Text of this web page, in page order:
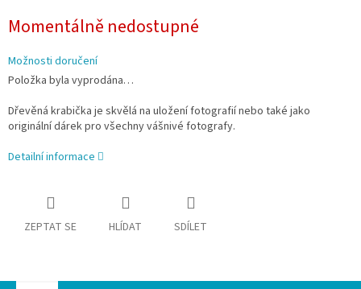
cena:
Momentálně nedostupné
Možnosti doručení
Položka byla vyprodána…
Dřevěná krabička je skvělá na uložení fotografií nebo také jako
originální dárek pro všechny vášnivé fotografy.
Detailní informace
ZEPTAT SE HLÍDAT SDÍLET